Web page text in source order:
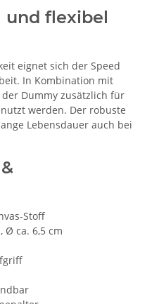
flexibel
eignet sich der Speed
In Kombination mit
Dummy zusätzlich für
werden. Der robuste
Lebensdauer auch bei
Stoff
Ø ca. 6,5 cm